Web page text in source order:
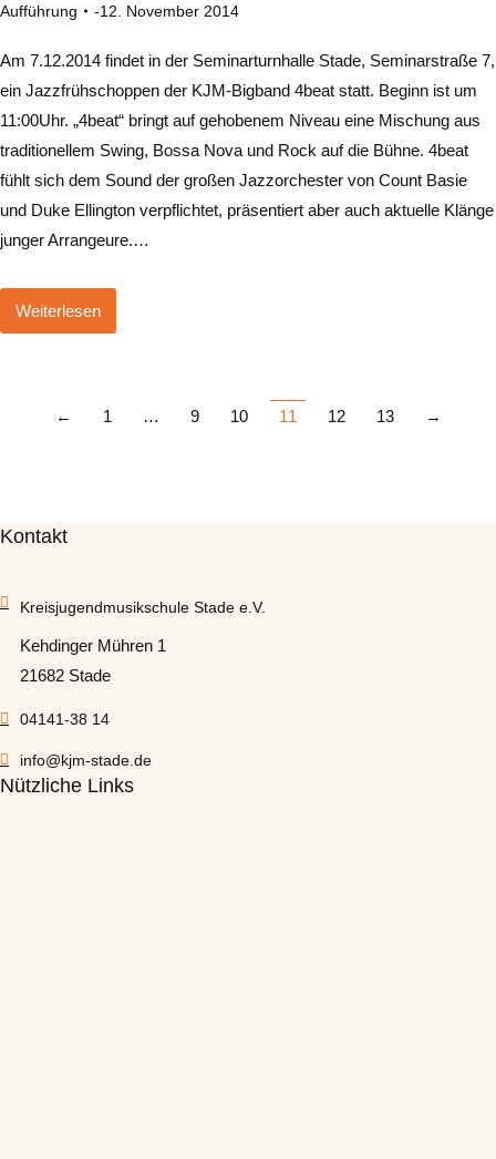
Aufführung 12. November 2014
Am 7.12.2014 findet in der Seminarturnhalle Stade, Seminarstraße 7,
ein Jazzfrühschoppen der KJM-Bigband 4beat statt. Beginn ist um
11:00Uhr. „4beat“ bringt auf gehobenem Niveau eine Mischung aus
traditionellem Swing, Bossa Nova und Rock auf die Bühne. 4beat
fühlt sich dem Sound der großen Jazzorchester von Count Basie
und Duke Ellington verpflichtet, präsentiert aber auch aktuelle Klänge
junger Arrangeure.…
Weiterlesen
← 1 … 9 10 11 12 13 →
Kontakt
Kreisjugendmusikschule Stade e.V.
Kehdinger Mühren 1
21682 Stade
04141-38 14
info@kjm-stade.de
Nützliche Links